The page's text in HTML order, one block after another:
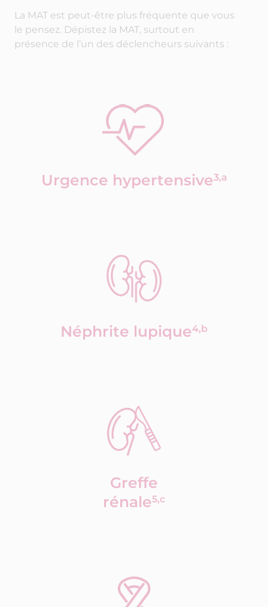
La MAT est peut-être plus fréquente que vous
le pensez. Dépistez la MAT, surtout en
présence de l’un des déclencheurs suivants :